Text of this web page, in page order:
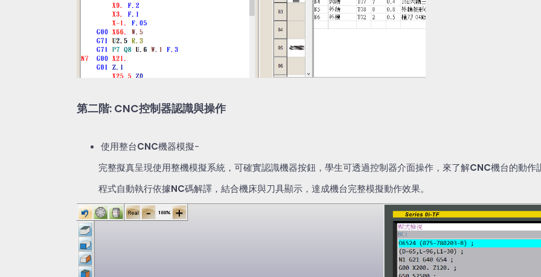
第二階: CNC控制器認識與操作
使用整台CNC機器模擬-
完整擬真呈現使用整機模擬系統，可確實認識機器按鈕，學生可透過控制器介面操作，來了解CNC機台的動作
程式自動執行依據NC碼解譯，結合機床與刀具顯示，達成機台完整模擬動作效果。